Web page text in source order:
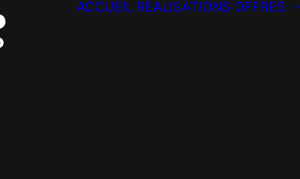
ACCUEIL RÉALISATIONS OFFRES